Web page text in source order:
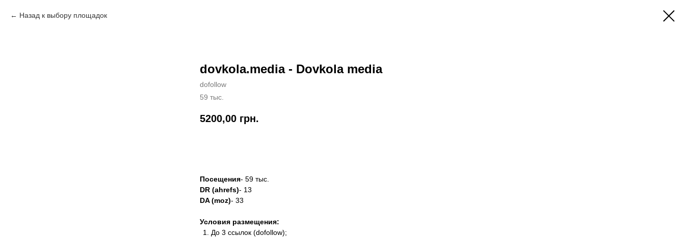
Назад к выбору площадок
dovkola.media - Dovkola media
dofollow
59 тыс.
5200,00 грн.
Посещения- 59 тыс.
DR (ahrefs)- 13
DA (moz)- 33
Условия размещения:
До 3 ссылок (dofollow);